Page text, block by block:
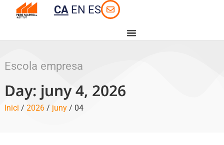
CA EN ES
Escola empresa
Day: juny 4, 2026
Inici / 2026/ juny/ 04